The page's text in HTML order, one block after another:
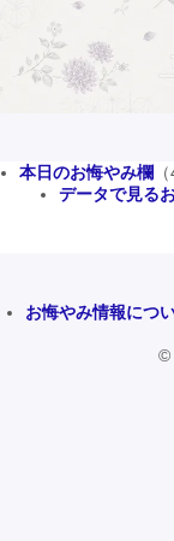
本日のお悔やみ欄
データで見る
お悔やみ情報につ
©